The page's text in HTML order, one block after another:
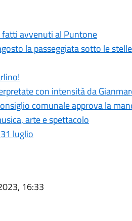
fatti avvenuti al Puntone
la passeggiata sotto le stelle
con intensità da
comunale approva la
arte e spettacolo
luglio
16:33